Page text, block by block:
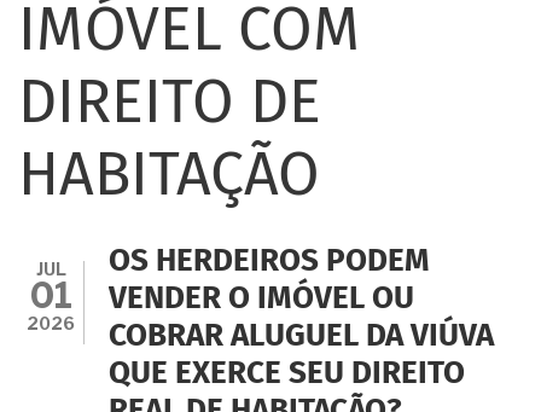
IMÓVEL COM
DIREITO DE
HABITAÇÃO
JUL
01
2026
OS HERDEIROS PODEM
VENDER O IMÓVEL OU
COBRAR ALUGUEL DA VIÚVA
QUE EXERCE SEU DIREITO